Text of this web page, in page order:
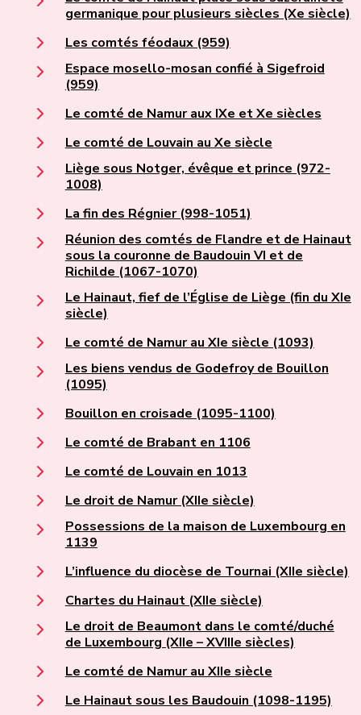
germanique pour plusieurs siècles (Xe siècle)
Les comtés féodaux (959)
Espace mosello-mosan confié à Sigefroid
(959)
Le comté de Namur aux IXe et Xe siècles
Le comté de Louvain au Xe siècle
Liège sous Notger, évêque et prince (972-
1008)
La fin des Régnier (998-1051)
Réunion des comtés de Flandre et de Hainaut
sous la couronne de Baudouin VI et de
Richilde (1067-1070)
Le Hainaut, fief de l’Église de Liège (fin du XIe
siècle)
Le comté de Namur au XIe siècle (1093)
Les biens vendus de Godefroy de Bouillon
(1095)
Bouillon en croisade (1095-1100)
Le comté de Brabant en 1106
Le comté de Louvain en 1013
Le droit de Namur (XIIe siècle)
Possessions de la maison de Luxembourg en
1139
L’influence du diocèse de Tournai (XIIe siècle)
Chartes du Hainaut (XIIe siècle)
Le droit de Beaumont dans le comté/duché
de Luxembourg (XIIe – XVIIIe siècles)
Le comté de Namur au XIIe siècle
Le Hainaut sous les Baudouin (1098-1195)